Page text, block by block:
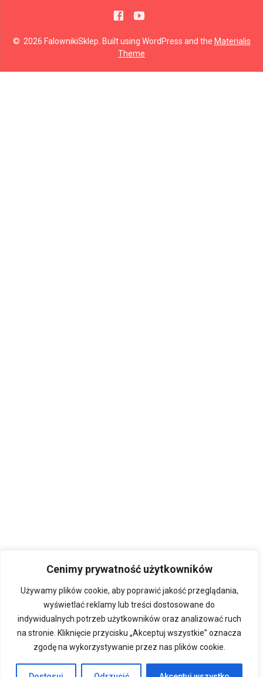
Cenimy prywatność użytkowników
Używamy plików cookie, aby poprawić jakość przeglądania,
wyświetlać reklamy lub treści dostosowane do
indywidualnych potrzeb użytkowników oraz analizować ruch
na stronie. Kliknięcie przycisku „Akceptuj wszystkie” oznacza
zgodę na wykorzystywanie przez nas plików cookie.
© 2026 FalownikiSklep. Built using WordPress and the Materialis
Theme